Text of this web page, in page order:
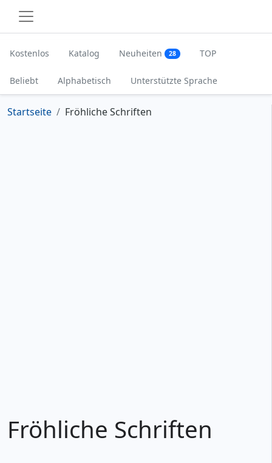
Kostenlos Katalog Neuheiten 28 TOP
Beliebt Alphabetisch Unterstützte Sprache
Startseite Fröhliche Schriften
Fröhliche Schriften